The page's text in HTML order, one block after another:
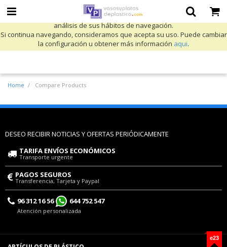
Utilizamos cookies propias y de terceros para mejorar nuestros servicios
y mostrarle publicidad relacionada con sus preferencias mediante el
análisis de sus hábitos de navegación.
Si continua navegando, consideramos que acepta su uso. Puede cambiar
la configuración u obtener más información aqui.
Home Compare Products
DESEO RECIBIR NOTICIAS Y OFERTAS PERIÓDICAMENTE
TARIFA ENVÍOS ECONÓMICOS
Transporte urgente
PAGOS SEGUROS
Transferencia, Tarjeta y Paypal
96 312 16 56 644 752 547
Atención personalizada
e23